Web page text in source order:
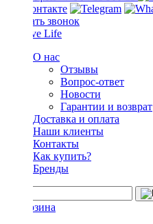
Заказать звонок
О нас
Отзывы
Вопрос-ответ
Новости
Гарантии и возврат
Доставка и оплата
Наши клиенты
Контакты
Как купить?
Бренды